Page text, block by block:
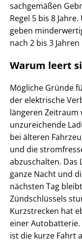
sachgemäßen
Regel 5 bis 8
geben
nach 2 bis 3
Warum leert
Mögliche Gründe
der elektrische
längeren Zeitraum
unzureichende
bei älteren
und die
abzuschalten. Das
ganze Nacht und
nächsten Tag
Zündschlüssels
Kurzstrecken hat
einer
ist die kurze Fahrt